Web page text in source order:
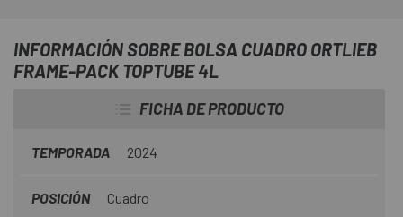
INFORMACIÓN SOBRE BOLSA CUADRO ORTLIEB
FRAME-PACK TOPTUBE 4L
FICHA DE PRODUCTO
TEMPORADA 2024
POSICIÓN Cuadro